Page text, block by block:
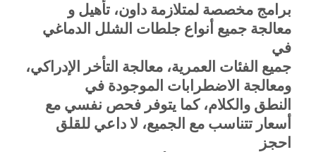
برامج مخصصة لمتلازمة داون، تأهيل و
معالجة جميع أنواع جلطات الشلل الدماغي
في
جميع الفئات العمرية، معالجة التأخر الإدراكي،
ومعالجة الاضطرابات الموجودة في
النطق والكلام، كما يتوفر فحص نفسي مع
أسعار تتناسب مع الجميع، لا داعي للقلق
احجز